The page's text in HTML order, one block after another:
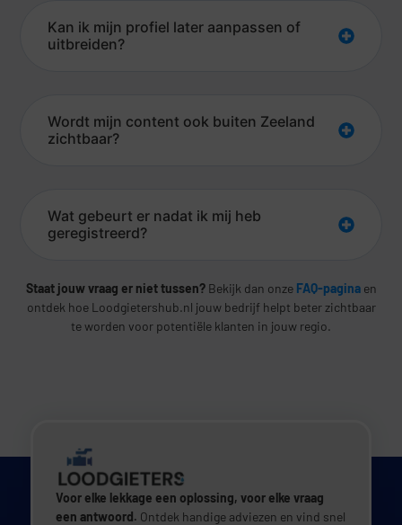
Kan ik mijn profiel later aanpassen of
uitbreiden?
Wordt mijn content ook buiten Zeeland
zichtbaar?
Wat gebeurt er nadat ik mij heb
geregistreerd?
Staat jouw vraag er niet tussen? Bekijk dan onze FAQ-paginaen
ontdek hoe Loodgietershub.nl jouw bedrijf helpt beter zichtbaar
te worden voor potentiële klanten in jouw regio.
Voor elke lekkage een oplossing, voor elke vraag
een antwoord. Ontdek handige adviezen en vind snel